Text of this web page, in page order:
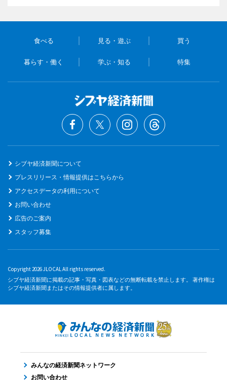
食べる 見る・遊ぶ 買う
暮らす・働く 学ぶ・知る 特集
シブヤ経済新聞について
プレスリリース・情報提供はこちらから
アクセスデータの利用について
お問い合わせ
広告のご案内
スタッフ募集
Copyright 2026 JLOCAL All rights reserved.
シブヤ経済新聞に掲載の記事・写真・図表などの無断転載を禁止します。 著作権は
シブヤ経済新聞またはその情報提供者に属します。
みんなの経済新聞ネットワーク
お問い合わせ